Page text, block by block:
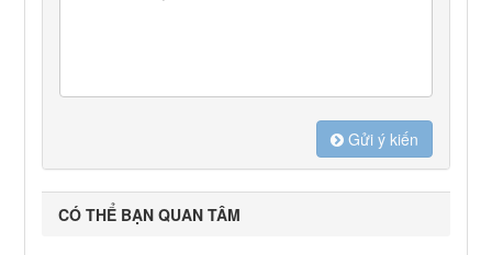
Gửi ý kiến
CÓ THỂ BẠN QUAN TÂM